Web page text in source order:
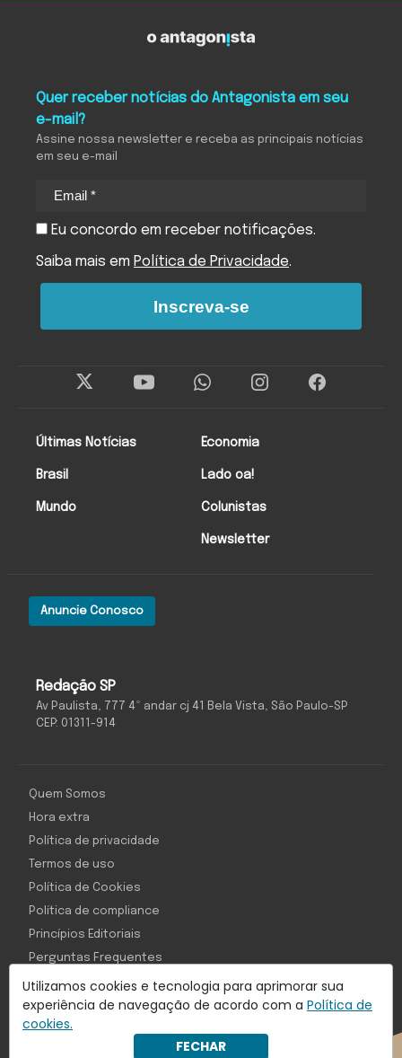
Utilizamos cookies e tecnologia para aprimorar sua
experiência de navegação de acordo com a Política de
cookies.
FECHAR
Redação SP
Av Paulista, 777 4º andar cj 41 Bela Vista, São Paulo-SP
CEP: 01311-914
Anuncie Conosco
Últimas Notícias
Brasil
Mundo
Economia
Lado oa!
Colunistas
Newsletter
Quer receber notícias do Antagonista em seu
e-mail?
Assine nossa newsletter e receba as principais notícias
em seu e-mail
Eu concordo em receber notificações.
Saiba mais em Política de Privacidade.
Inscreva-se
Com inteligência e tecnologia:
Object1ve - Marketing Solution
Quem Somos
Hora extra
Política de privacidade
Termos de uso
Política de Cookies
Política de compliance
Princípios Editoriais
Perguntas Frequentes